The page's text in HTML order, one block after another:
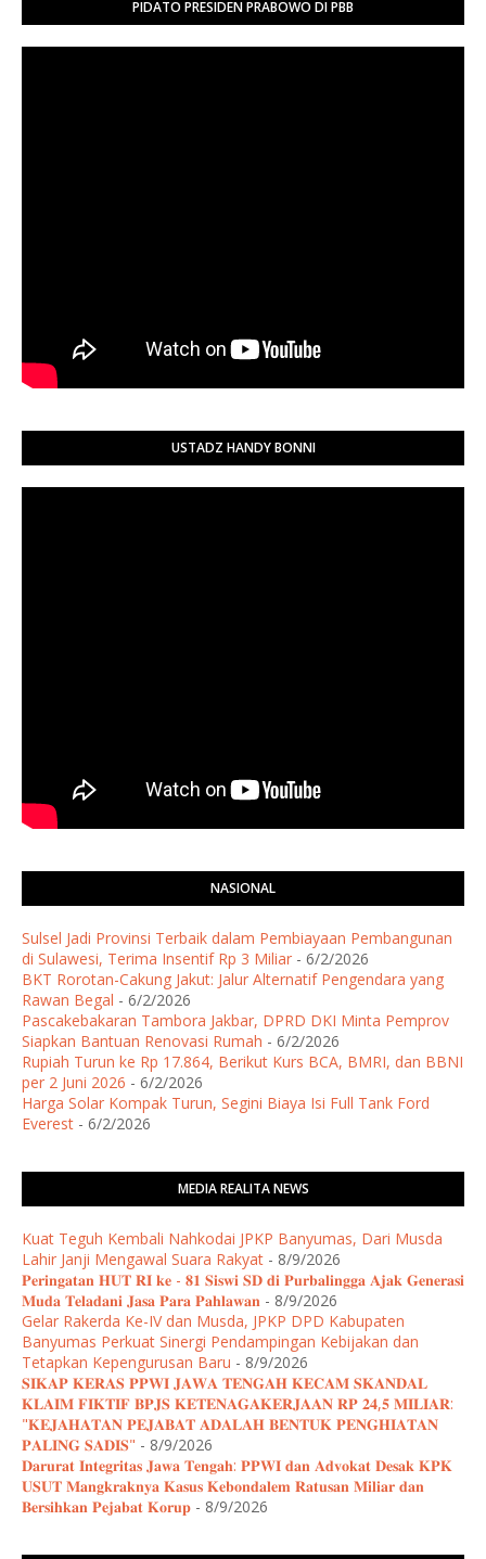
PIDATO PRESIDEN PRABOWO DI PBB
USTADZ HANDY BONNI
NASIONAL
Sulsel Jadi Provinsi Terbaik dalam Pembiayaan Pembangunan
di Sulawesi, Terima Insentif Rp 3 Miliar - 6/2/2026
BKT Rorotan-Cakung Jakut: Jalur Alternatif Pengendara yang
Rawan Begal - 6/2/2026
Pascakebakaran Tambora Jakbar, DPRD DKI Minta Pemprov
Siapkan Bantuan Renovasi Rumah - 6/2/2026
Rupiah Turun ke Rp 17.864, Berikut Kurs BCA, BMRI, dan BBNI
per 2 Juni 2026 - 6/2/2026
Harga Solar Kompak Turun, Segini Biaya Isi Full Tank Ford
Everest - 6/2/2026
MEDIA REALITA NEWS
Kuat Teguh Kembali Nahkodai JPKP Banyumas, Dari Musda
Lahir Janji Mengawal Suara Rakyat - 8/9/2026
𝐏𝐞𝐫𝐢𝐧𝐠𝐚𝐭𝐚𝐧 𝐇𝐔𝐓 𝐑𝐈 𝐤𝐞 - 𝟖𝟏 𝐒𝐢𝐬𝐰𝐢 𝐒𝐃 𝐝𝐢 𝐏𝐮𝐫𝐛𝐚𝐥𝐢𝐧𝐠𝐠𝐚 𝐀𝐣𝐚𝐤 𝐆𝐞𝐧𝐞𝐫𝐚𝐬𝐢
𝐌𝐮𝐝𝐚 𝐓𝐞𝐥𝐚𝐝𝐚𝐧𝐢 𝐉𝐚𝐬𝐚 𝐏𝐚𝐫𝐚 𝐏𝐚𝐡𝐥𝐚𝐰𝐚𝐧 - 8/9/2026
Gelar Rakerda Ke-IV dan Musda, JPKP DPD Kabupaten
Banyumas Perkuat Sinergi Pendampingan Kebijakan dan
Tetapkan Kepengurusan Baru - 8/9/2026
𝐒𝐈𝐊𝐀𝐏 𝐊𝐄𝐑𝐀𝐒 𝐏𝐏𝐖𝐈 𝐉𝐀𝐖𝐀 𝐓𝐄𝐍𝐆𝐀𝐇 𝐊𝐄𝐂𝐀𝐌 𝐒𝐊𝐀𝐍𝐃𝐀𝐋
𝐊𝐋𝐀𝐈𝐌 𝐅𝐈𝐊𝐓𝐈𝐅 𝐁𝐏𝐉𝐒 𝐊𝐄𝐓𝐄𝐍𝐀𝐆𝐀𝐊𝐄𝐑𝐉𝐀𝐀𝐍 𝐑𝐏 𝟐𝟒,𝟓 𝐌𝐈𝐋𝐈𝐀𝐑:
"𝐊𝐄𝐉𝐀𝐇𝐀𝐓𝐀𝐍 𝐏𝐄𝐉𝐀𝐁𝐀𝐓 𝐀𝐃𝐀𝐋𝐀𝐇 𝐁𝐄𝐍𝐓𝐔𝐊 𝐏𝐄𝐍𝐆𝐇𝐈𝐀𝐓𝐀𝐍
𝐏𝐀𝐋𝐈𝐍𝐆 𝐒𝐀𝐃𝐈𝐒" - 8/9/2026
𝐃𝐚𝐫𝐮𝐫𝐚𝐭 𝐈𝐧𝐭𝐞𝐠𝐫𝐢𝐭𝐚𝐬 𝐉𝐚𝐰𝐚 𝐓𝐞𝐧𝐠𝐚𝐡: 𝐏𝐏𝐖𝐈 𝐝𝐚𝐧 𝐀𝐝𝐯𝐨𝐤𝐚𝐭 𝐃𝐞𝐬𝐚𝐤 𝐊𝐏𝐊
𝐔𝐒𝐔𝐓 𝐌𝐚𝐧𝐠𝐤𝐫𝐚𝐤𝐧𝐲𝐚 𝐊𝐚𝐬𝐮𝐬 𝐊𝐞𝐛𝐨𝐧𝐝𝐚𝐥𝐞𝐦 𝐑𝐚𝐭𝐮𝐬𝐚𝐧 𝐌𝐢𝐥𝐢𝐚𝐫 𝐝𝐚𝐧
𝐁𝐞𝐫𝐬𝐢𝐡𝐤𝐚𝐧 𝐏𝐞𝐣𝐚𝐛𝐚𝐭 𝐊𝐨𝐫𝐮𝐩 - 8/9/2026